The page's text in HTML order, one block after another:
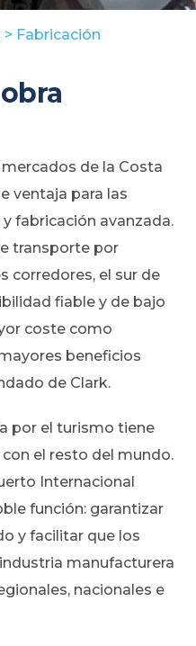
> Fabricación
de la Costa
ventaja para las
fabricación avanzada.
transporte por
corredores, el sur de
fiable y de bajo
coste como
beneficios
de Clark.
por el turismo tiene
el resto del mundo.
Internacional
función: garantizar
y facilitar que los
manufacturera
nacionales e